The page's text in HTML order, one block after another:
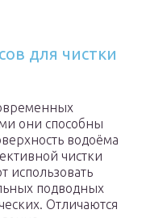
для чистки
они способны
водоёма
чистки
использовать
подводных
Отличаются